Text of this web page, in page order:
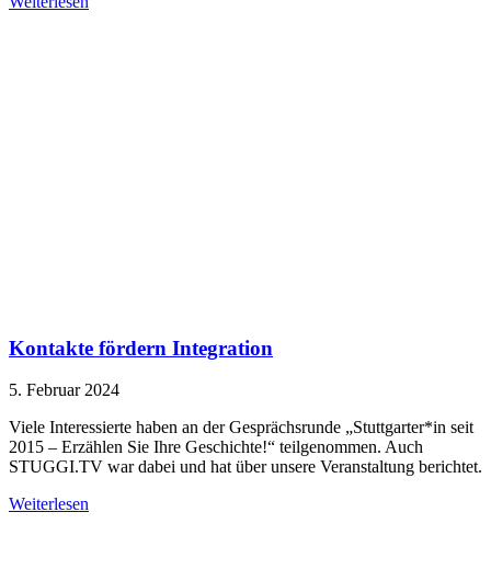
Kontakte fördern Integration
5. Februar 2024
Viele Interessierte haben an der Gesprächsrunde „Stuttgarter*in seit
2015 – Erzählen Sie Ihre Geschichte!“ teilgenommen. Auch
STUGGI.TV war dabei und hat über unsere Veranstaltung berichtet.
Weiterlesen